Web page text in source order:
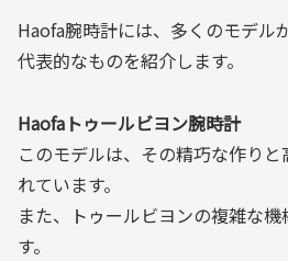
Haofa腕時計には、多くのモデル
代表的なものを紹介します。
Haofaトゥールビヨン腕時計
このモデルは、その精巧な作り
れています。
また、トゥールビヨンの複雑な
す。